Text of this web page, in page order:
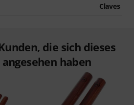
Claves
die sich dieses
haben